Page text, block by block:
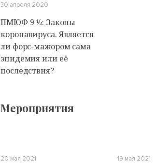
30 апреля 2020
ПМЮФ 9 1⁄2: Законы
коронавируса. Является
ли форс-мажором сама
эпидемия или её
последствия?
Мероприятия
20 мая 2021 19 мая 2021